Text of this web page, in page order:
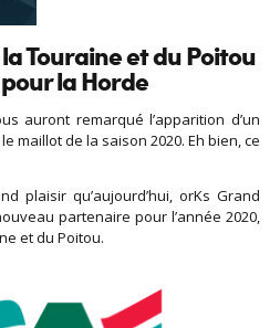
Touraine et du Poitou
la Horde
auront remarqué l’apparition d’un
maillot de la saison 2020. Eh bien, ce
plaisir qu’aujourd’hui, orKs Grand
partenaire pour l’année 2020,
et du Poitou.